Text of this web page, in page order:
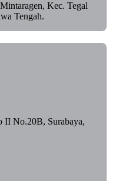
Kec. Tegal
Tengah.
II No.20B, Surabaya,